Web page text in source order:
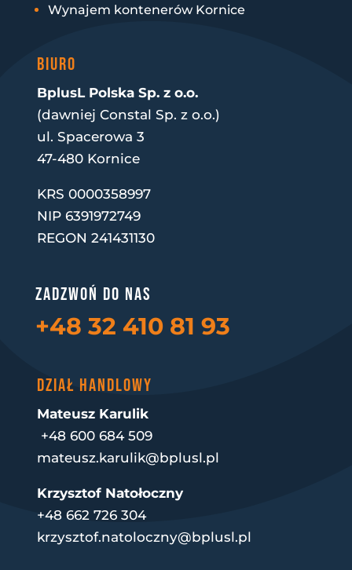
Wynajem kontenerów Kornice
BIURO
BplusL Polska Sp. z o.o.
(dawniej Constal Sp. z o.o.)
ul. Spacerowa 3
47-480 Kornice
KRS 0000358997
NIP 6391972749
REGON 241431130
Zadzwoń do nas
+48 32 410 81 93
DZIAŁ HANDLOWY
Mateusz Karulik
+48 600 684 509
mateusz.karulik@bplusl.pl
Krzysztof Natołoczny
+48 662 726 304
krzysztof.natoloczny@bplusl.pl